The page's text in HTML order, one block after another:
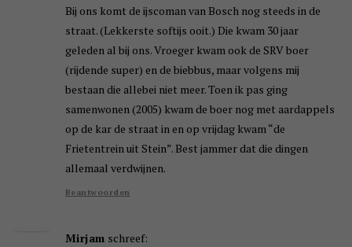
Bij ons komt de ijscoman van Bosch nog steeds in de
straat. (Lekkerste softijs ooit.) Die kwam 30 jaar
geleden al bij ons. Vroeger kwam ook de SRV boer
(rijdende super) en de biebbus, maar volgens mij
bestaan die allebei niet meer. Toen ik pas ging
samenwonen (2005) kwam de boer nog met aardappels
op de kar de straat in en op vrijdag kwam “de
Frietentrein uit Stein”. Best jammer dat die dingen
allemaal verdwijnen.
Beantwoorden
Mirjam schreef: